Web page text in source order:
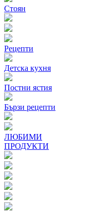
Стоян
Рецепти
Детска кухня
Постни ястия
Бързи рецепти
ЛЮБИМИ
ПРОДУКТИ